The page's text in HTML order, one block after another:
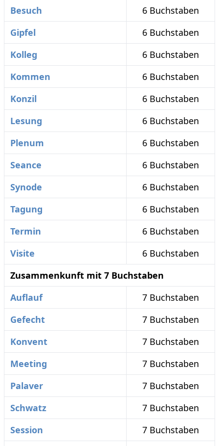
Besuch
6 Buchstaben
Gipfel
6 Buchstaben
Kolleg
6 Buchstaben
Kommen
6 Buchstaben
Konzil
6 Buchstaben
Lesung
6 Buchstaben
Plenum
6 Buchstaben
Seance
6 Buchstaben
Synode
6 Buchstaben
Tagung
6 Buchstaben
Termin
6 Buchstaben
Visite
6 Buchstaben
Zusammenkunft mit 7 Buchstaben
Auflauf
7 Buchstaben
Gefecht
7 Buchstaben
Konvent
7 Buchstaben
Meeting
7 Buchstaben
Palaver
7 Buchstaben
Schwatz
7 Buchstaben
Session
7 Buchstaben